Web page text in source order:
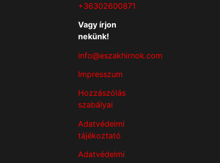
+36302600871
Vagy írjon
nekünk!
info@eszakhirnok.com
Impresszum
Hozzászólás
szabályai
Adatvédelmi
tájékoztató
Adatvédelmi